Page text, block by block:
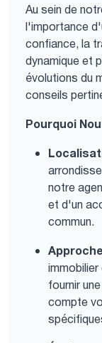
Au sein de
l'importance
confiance, la
dynamique et
évolutions du
conseils
Pourquoi
notre
et d'un
commun.
fournir
compte